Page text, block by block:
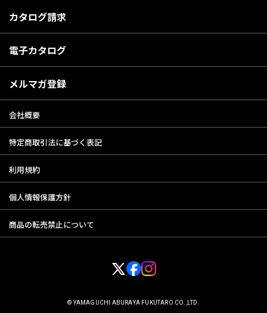
カタログ請求
電子カタログ
メルマガ登録
会社概要
特定商取引法に基づく表記
利用規約
個人情報保護方針
商品の転売禁止について
© YAMAGUCHI ABURAYA FUKUTARO CO.,LTD.